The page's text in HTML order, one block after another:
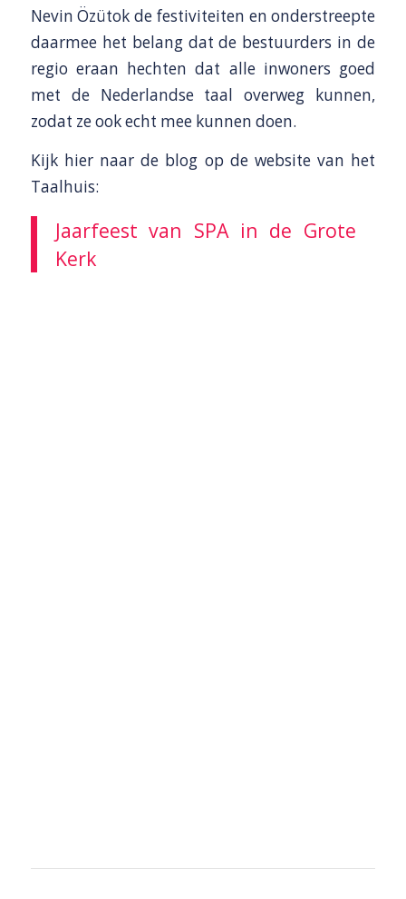
Nevin Özütok de festiviteiten en onderstreepte
daarmee het belang dat de bestuurders in de
regio eraan hechten dat alle inwoners goed
met de Nederlandse taal overweg kunnen,
zodat ze ook echt mee kunnen doen.
Kijk hier naar de blog op de website van het
Taalhuis:
Jaarfeest van SPA in de Grote
Kerk